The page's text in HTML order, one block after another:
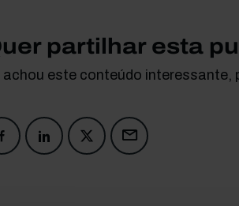
partilhar esta
achou este conteúdo interessante,